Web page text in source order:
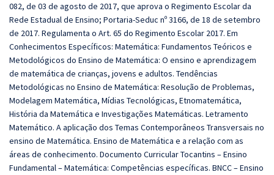
082, de 03 de agosto de 2017, que aprova o Regimento Escolar da
Rede Estadual de Ensino; Portaria-Seduc nº 3166, de 18 de setembro
de 2017. Regulamenta o Art. 65 do Regimento Escolar 2017. Em
Conhecimentos Específicos: Matemática: Fundamentos Teóricos e
Metodológicos do Ensino de Matemática: O ensino e aprendizagem
de matemática de crianças, jovens e adultos. Tendências
Metodológicas no Ensino de Matemática: Resolução de Problemas,
Modelagem Matemática, Mídias Tecnológicas, Etnomatemática,
História da Matemática e Investigações Matemáticas. Letramento
Matemático. A aplicação dos Temas Contemporâneos Transversais no
ensino de Matemática. Ensino de Matemática e a relação com as
áreas de conhecimento. Documento Curricular Tocantins – Ensino
Fundamental – Matemática: Competências específicas. BNCC – Ensino